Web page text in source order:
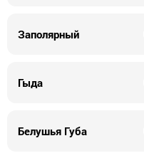
Заполярный
Гыда
Белушья Губа